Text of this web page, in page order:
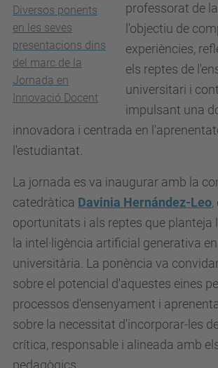
Diversos ponents
en les seves
presentacions dins
del marc de la
Jornada en
Innovació Docent
professorat de
l'objectiu de
experiències,
els reptes de
universitari i
impulsant una
innovadora i centrada en
l'estudiantat.
La jornada es va inaugurar amb la
catedràtica Davinia Hernández-Leo,
oportunitats i als reptes que planteja
la intel·ligència artificial generativa
universitària. La ponència va
sobre el potencial d'aquestes eines
processos d'ensenyament i
sobre la necessitat d'incorporar-les
crítica, responsable i alineada amb
pedagògics.